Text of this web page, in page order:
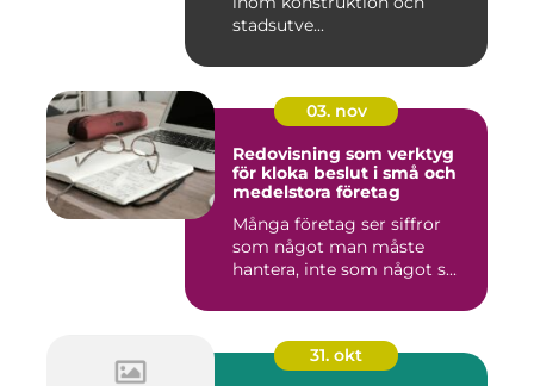
stadsutve...
03. nov
Redovisning som verktyg
för kloka beslut i små och
medelstora företag
Många företag ser siffror
som något man måste
hantera, inte som något s...
31. okt